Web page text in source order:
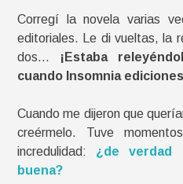
Corregí la novela varias
editoriales. Le di vueltas, la
dos…
¡Estaba
cuando Insomnia
Cuando me dijeron que
creérmelo. Tuve
incredulidad: ¿de verdad
buena?